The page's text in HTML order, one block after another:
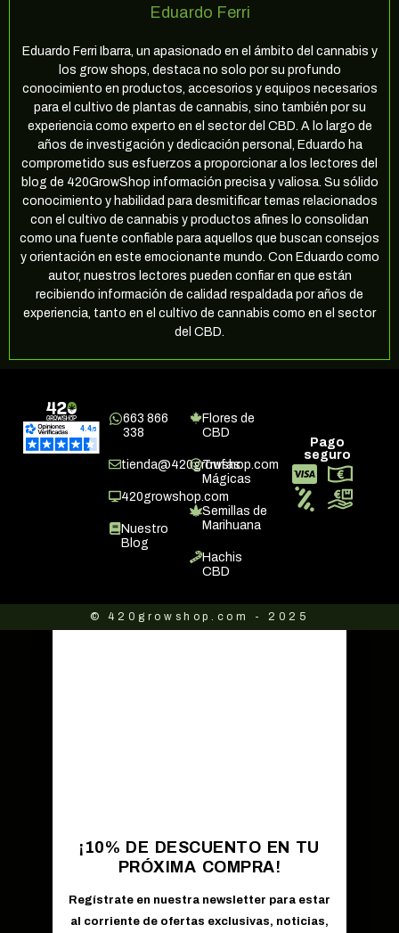
Eduardo Ferri
Eduardo Ferri Ibarra, un apasionado en el ámbito del cannabis y
los grow shops, destaca no solo por su profundo
conocimiento en productos, accesorios y equipos necesarios
para el cultivo de plantas de cannabis, sino también por su
experiencia como experto en el sector del CBD. A lo largo de
años de investigación y dedicación personal, Eduardo ha
comprometido sus esfuerzos a proporcionar a los lectores del
blog de 420GrowShop información precisa y valiosa. Su sólido
conocimiento y habilidad para desmitificar temas relacionados
con el cultivo de cannabis y productos afines lo consolidan
como una fuente confiable para aquellos que buscan consejos
y orientación en este emocionante mundo. Con Eduardo como
autor, nuestros lectores pueden confiar en que están
recibiendo información de calidad respaldada por años de
experiencia, tanto en el cultivo de cannabis como en el sector
del CBD.
663 866
338
tienda@420growshop.com
420growshop.com
Nuestro
Blog
Flores de
CBD
Trufas
Mágicas
Semillas de
Marihuana
Hachis
CBD
Pago
seguro
© 420growshop.com - 2025